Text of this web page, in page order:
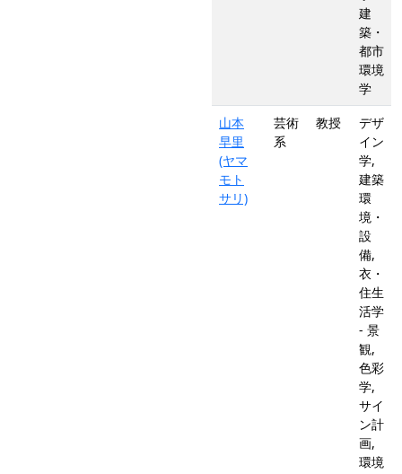
建
築・
都市
環境
学
山本
早里
(ヤマ
モト
サリ)
芸術
系
教授
デザ
イン
学,
建築
環
境・
設
備,
衣・
住生
活学
- 景
観,
色彩
学,
サイ
ン計
画,
環境